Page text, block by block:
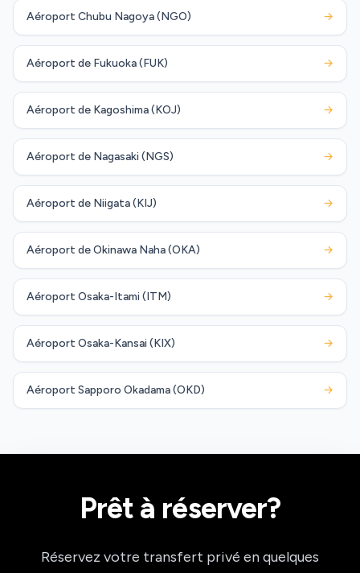
Aéroport Chubu Nagoya (NGO) →
Aéroport de Fukuoka (FUK) →
Aéroport de Kagoshima (KOJ) →
Aéroport de Nagasaki (NGS) →
Aéroport de Niigata (KIJ) →
Aéroport de Okinawa Naha (OKA) →
Aéroport Osaka-Itami (ITM) →
Aéroport Osaka-Kansai (KIX) →
Aéroport Sapporo Okadama (OKD) →
Prêt à réserver?
Réservez votre transfert privé en quelques